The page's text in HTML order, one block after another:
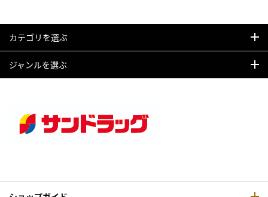
カテゴリを選ぶ
ジャンルを選ぶ